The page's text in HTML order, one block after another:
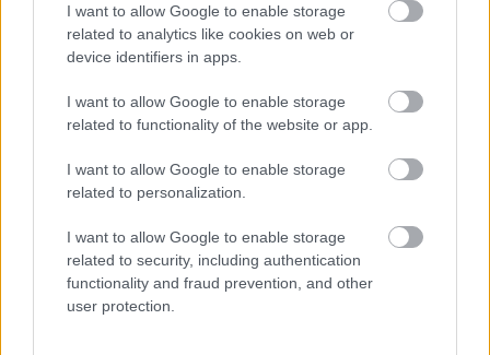
I want to allow Google to enable storage
related to analytics like cookies on web or
device identifiers in apps.
I want to allow Google to enable storage
related to functionality of the website or app.
I want to allow Google to enable storage
related to personalization.
I want to allow Google to enable storage
related to security, including authentication
functionality and fraud prevention, and other
user protection.
Se startlister og detaljer Idre
Se startlister og detaljer Sjusjøen
Meld deg på vårt nyhetsbrev
Meld deg på